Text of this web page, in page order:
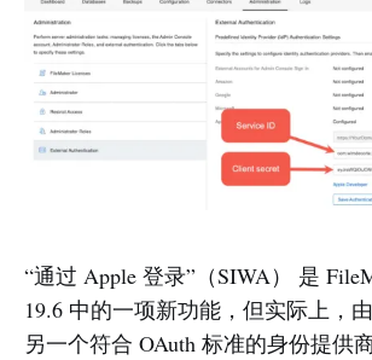
“通过 Apple 登录”（SIWA） 是
19.6 中的一项新功能，但实际上，
另一个符合 OAuth 标准的身份提供